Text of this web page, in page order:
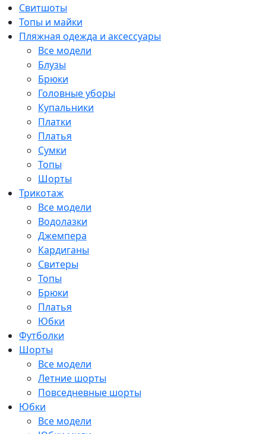
Свитшоты
Топы и майки
Пляжная одежда и аксессуары
Все модели
Блузы
Брюки
Головные уборы
Купальники
Платки
Платья
Сумки
Топы
Шорты
Трикотаж
Все модели
Водолазки
Джемпера
Кардиганы
Свитеры
Топы
Брюки
Платья
Юбки
Футболки
Шорты
Все модели
Летние шорты
Повседневные шорты
Юбки
Все модели